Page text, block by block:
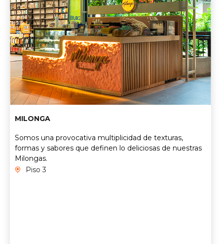
MILONGA
Somos una provocativa multiplicidad de texturas,
formas y sabores que definen lo deliciosas de nuestras
Milongas.
Piso 3